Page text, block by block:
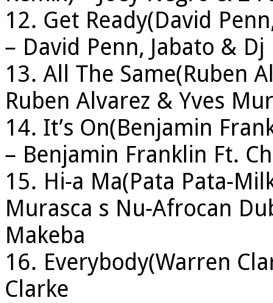
12. Get Ready(David
– David Penn, Jabato &
13. All The Same(Ruben
Ruben Alvarez & Yves
14. It’s On(Benjamin
– Benjamin Franklin Ft.
15. Hi-a Ma(Pata Pata-
Murasca s Nu-Afrocan
Makeba
16. Everybody(Warren
Clarke